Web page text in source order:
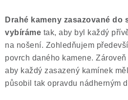
Drahé kameny zasazované do
vybíráme tak, aby byl každý
na nošení. Zohledňujem
povrch daného kamene.
aby každý zasazený kamínek
působil tak opravdu nádherným